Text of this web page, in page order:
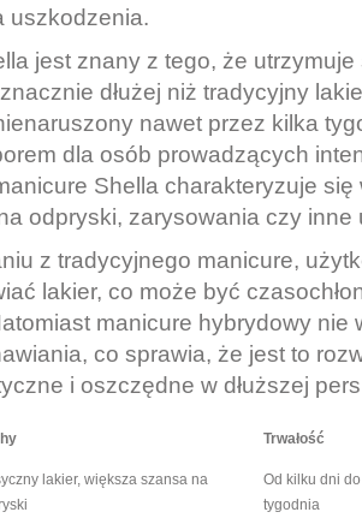
uszkodzenia.
jest znany z tego, że utrzymuje
dłużej niż tradycyjny
nawet przez kilka
dla osób prowadzących
Shella charakteryzuje się
odpryski, zarysowania czy inne
z tradycyjnego manicure,
lakier, co może być
manicure hybrydowy nie
co sprawia, że jest to
i oszczędne w dłuższej
Trwałość
lakier, większa szansa na
Od kilku dni do
tygodnia